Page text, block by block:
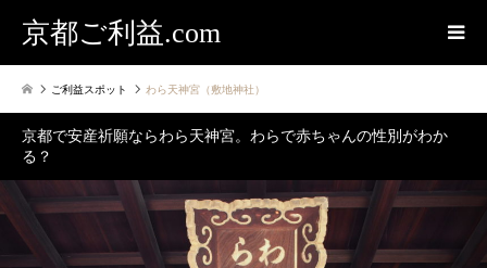
京都ご利益.com
ご利益スポット わら天神宮（敷地神社）
京都で安産祈願ならわら天神宮。わらで赤ちゃんの性別がわか
る？